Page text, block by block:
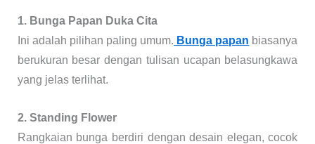
1. Bunga Papan Duka Cita
Ini adalah pilihan paling umum. Bunga papan biasanya
berukuran besar dengan tulisan ucapan belasungkawa
yang jelas terlihat.
2. Standing Flower
Rangkaian bunga berdiri dengan desain elegan, cocok